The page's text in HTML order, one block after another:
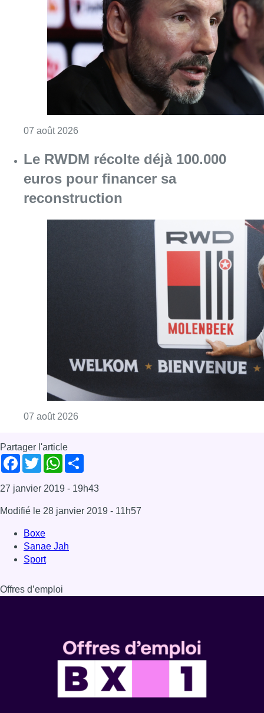
07 août 2026
Le RWDM récolte déjà 100.000
euros pour financer sa
reconstruction
07 août 2026
Partager l'article
Facebook
TwitterWhatsApp
27 janvier 2019 - 19h43
Modifié le 28 janvier 2019 - 11h57
Boxe
Sanae Jah
Sport
Offres d’emploi